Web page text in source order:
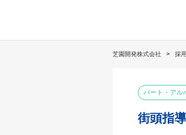
芝園開発株式会社 採
パート・アル
街頭指